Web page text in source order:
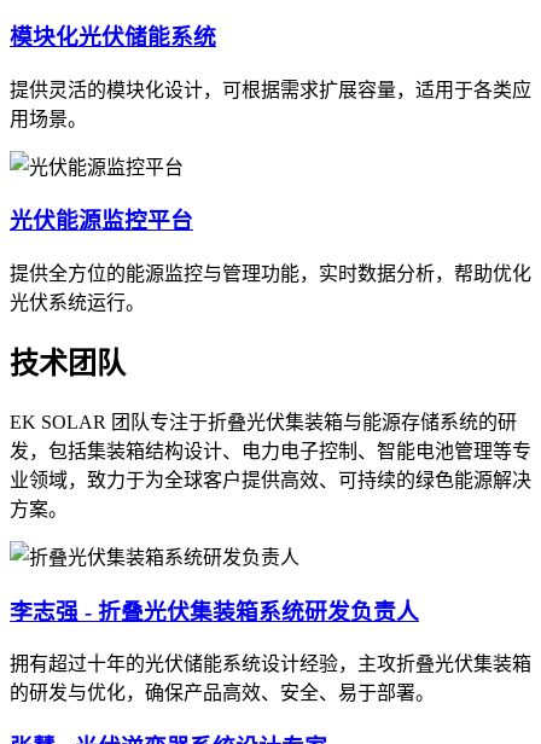
模块化光伏储能系统
提供灵活的模块化设计，可根据需求扩展容量，适用于各类应
用场景。
光伏能源监控平台
提供全方位的能源监控与管理功能，实时数据分析，帮助优化
光伏系统运行。
技术团队
EK SOLAR 团队专注于折叠光伏集装箱与能源存储系统的研
发，包括集装箱结构设计、电力电子控制、智能电池管理等专
业领域，致力于为全球客户提供高效、可持续的绿色能源解决
方案。
李志强 - 折叠光伏集装箱系统研发负责人
拥有超过十年的光伏储能系统设计经验，主攻折叠光伏集装箱
的研发与优化，确保产品高效、安全、易于部署。